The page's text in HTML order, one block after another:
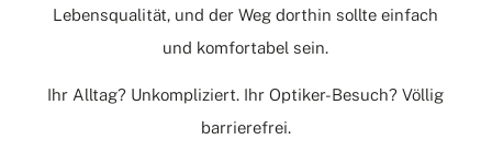
Lebensqualität, und der Weg dorthin sollte einfach
und komfortabel sein.
Ihr Alltag? Unkompliziert. Ihr Optiker-Besuch? Völlig
barrierefrei.